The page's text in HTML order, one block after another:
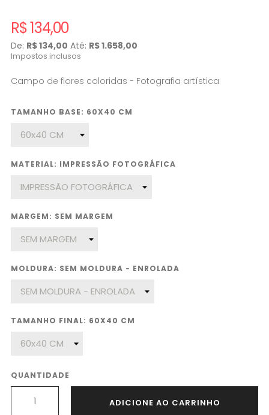
R$ 134,00
De: R$ 134,00 Até: R$ 1.658,00
Impostos inclusos
Campo de flores coloridas - Fotografia artística
TAMANHO BASE: 60X40 CM
MATERIAL: IMPRESSÃO FOTOGRÁFICA
MARGEM: SEM MARGEM
MOLDURA: SEM MOLDURA - ENROLADA
TAMANHO FINAL: 60X40 CM
QUANTIDADE
ADICIONE AO CARRINHO